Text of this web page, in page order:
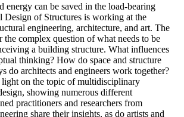
energy can be saved in the load-bearing
Design of Structures is working at the
engineering, architecture, and art. The
the complex question of what needs to be
a building structure. What influences
thinking? How do space and structure
do architects and engineers work together?
light on the topic of multidisciplinary
showing numerous different
practitioners and researchers from
share their insights, as do artists and